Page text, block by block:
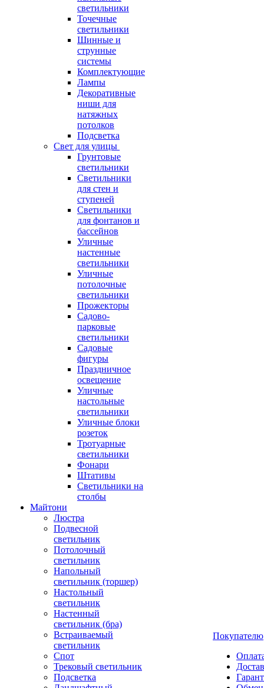
светильники
Точечные
светильники
Шинные и
струнные
системы
Комплектующие
Лампы
Декоративные
ниши для
натяжных
потолков
Подсветка
Свет для улицы
Грунтовые
светильники
Светильники
для стен и
ступеней
Светильники
для фонтанов и
бассейнов
Уличные
настенные
светильники
Уличные
потолочные
светильники
Прожекторы
Садово-
парковые
светильники
Садовые
фигуры
Праздничное
освещение
Уличные
настольные
светильники
Уличные блоки
розеток
Тротуарные
светильники
Фонари
Штативы
Светильники на
столбы
Майтони
Люстра
Подвесной
светильник
Потолочный
светильник
Напольный
светильник (торшер)
Настольный
светильник
Настенный
светильник (бра)
Встраиваемый
светильник
Спот
Трековый светильник
Подсветка
Покупателю